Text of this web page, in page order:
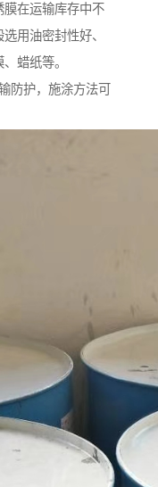
膜在运输库存中不
用油密封性好、
蜡纸等。
防护，施涂方法可